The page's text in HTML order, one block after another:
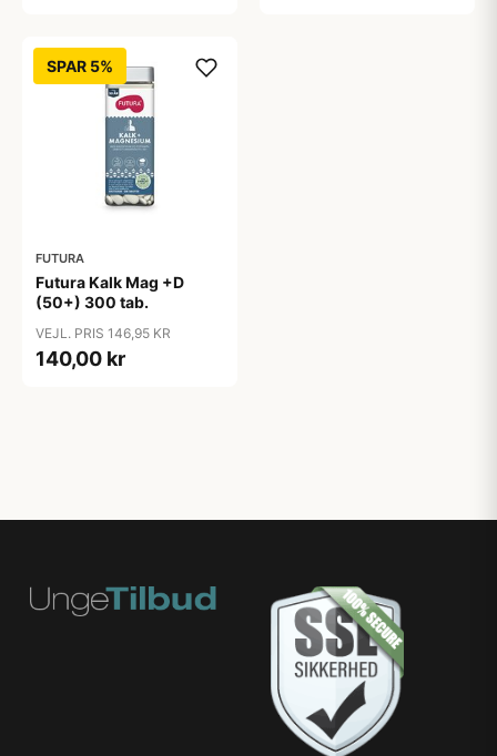
SPAR 5%
FUTURA
Futura Kalk Mag +D
(50+) 300 tab.
VEJL. PRIS 146,95 KR
140,00 kr